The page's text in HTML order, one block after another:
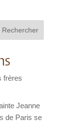
Rechercher
frères
Jeanne
de Paris se